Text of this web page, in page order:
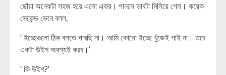
ছোঁয়া অনেকটা সহজ হয়ে এলো এবার। পানসে ভাবটা মিলিয়ে গেল। কয়েক
সেকেন্ড ভেবে বলল,
‘ ইচ্ছেগুলো ঠিক বলতে পারছি না। আমি কোনো ইচ্ছে খুঁজেই পাই না। তবে
একটা উইশ অবশ্যই করব।’
‘ কি উইশ?’